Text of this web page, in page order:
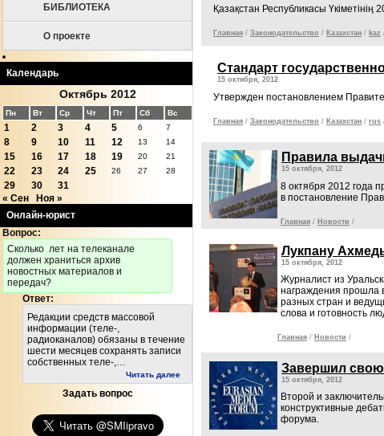
БИБЛИОТЕКА
О проекте
Календарь
Октябрь 2012
Пн Вт Ср Чт Пт Сб Вс
1 2 3 4 5 6 7
8 9 10 11 12 13 14
15 16 17 18 19 20 21
22 23 24 25 26 27 28
29 30
31
« Сен
Ноя »
Онлайн-юрист
Вопрос:
Cколько лет на телеканале
должен храниться архив
новостных материалов и
передач?
Ответ:
Редакции средств массовой
информации (теле-,
радиоканалов) обязаны в течение
шести месяцев сохранять записи
собственных теле-,…
Читать далее
Задать вопрос
Қазақстан Республикасы
Главная / Законодательcтво / Казахстан / kaz
Стандарт
15 октября, 2012
Утвержден постановлением
Главная / Законодательcтво / Казахстан / rus
Правила
15 октября, 2012
8 октября 2012 года
в постановление
Главная / Новости /
Лукпану
15 октября, 2012
Журналист из
награждения прошла
разных стран и
слова и готовность
Главная / Новости /
Завершил
15 октября, 2012
Второй и
конструктивные
форума.